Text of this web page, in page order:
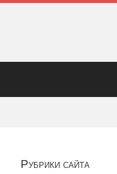
Рубрики сайта